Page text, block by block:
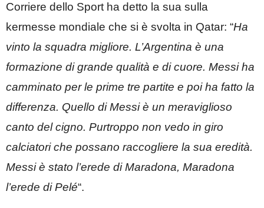
Corriere dello Sport ha detto la sua sulla
kermesse mondiale che si è svolta in Qatar: “Ha
vinto la squadra migliore. L’Argentina è una
formazione di grande qualità e di cuore. Messi ha
camminato per le prime tre partite e poi ha fatto la
differenza. Quello di Messi è un meraviglioso
canto del cigno. Purtroppo non vedo in giro
calciatori che possano raccogliere la sua eredità.
Messi è stato l’erede di Maradona, Maradona
l’erede di Pelé“.